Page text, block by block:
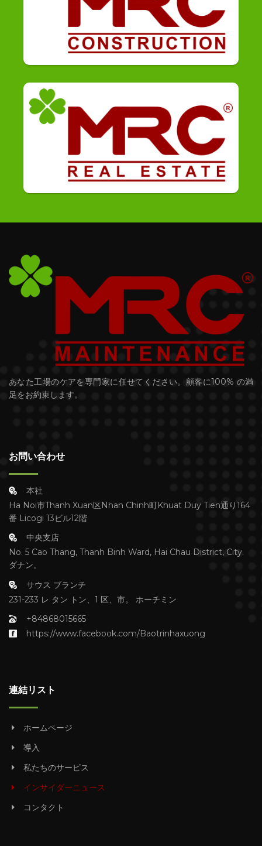
あなた工場のケアを専門家に任せてください。顧客に100% の満
足をお約束します。
お問い合わせ
本社
Ha Noi市Thanh Xuan区Nhan Chinh町Khuat Duy Tien通り164
番 Licogi 13ビル12階
中央支店
No. 5 Cao Thang, Thanh Binh Ward, Hai Chau District, City.
ダナン。
サウス ブランチ
231-233 レ タン トン、1 区、市。 ホーチミン
+84868015665
https://www.facebook.com/Baotrinhaxuong
連結リスト
ホームページ
導入
私たちのサービス
インサイダーニュース
コンタクト